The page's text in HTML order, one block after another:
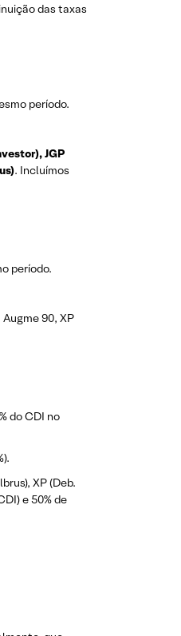
das taxas
período.
JGP
. Incluímos
período.
90, XP
do CDI no
XP (Deb.
e 50% de